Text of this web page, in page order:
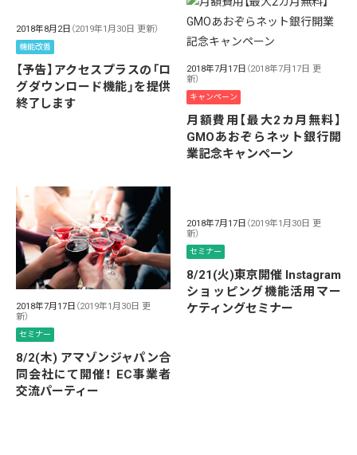
2018年8月2日 （2019年1月30日 更新）
機能改善
【予告】アクセスプラスの「ロ
グダウンロード機能」を提供
終了します
2018年7月17日 （2018年7月17日 更
新）
キャンペーン
月額費用【最大2カ月無料】
GMOあおぞらネット銀行開
業記念キャンペーン
2018年7月17日 （2019年1月30日 更
新）
セミナー
8/2(木) アマゾンジャパン合
同会社にて開催！ EC事業者
交流パーティー
2018年7月17日 （2019年1月30日 更
新）
セミナー
8/21(火)東京開催 Instagram
ショッピング機能活用マー
ケティングセミナー